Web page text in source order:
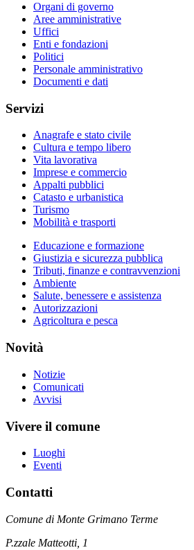
Organi di governo
Aree amministrative
Uffici
Enti e fondazioni
Politici
Personale amministrativo
Documenti e dati
Servizi
Anagrafe e stato civile
Cultura e tempo libero
Vita lavorativa
Imprese e commercio
Appalti pubblici
Catasto e urbanistica
Turismo
Mobilità e trasporti
Educazione e formazione
Giustizia e sicurezza pubblica
Tributi, finanze e contravvenzioni
Ambiente
Salute, benessere e assistenza
Autorizzazioni
Agricoltura e pesca
Novità
Notizie
Comunicati
Avvisi
Vivere il comune
Luoghi
Eventi
Contatti
Comune di Monte Grimano Terme
P.zzale Matteotti, 1